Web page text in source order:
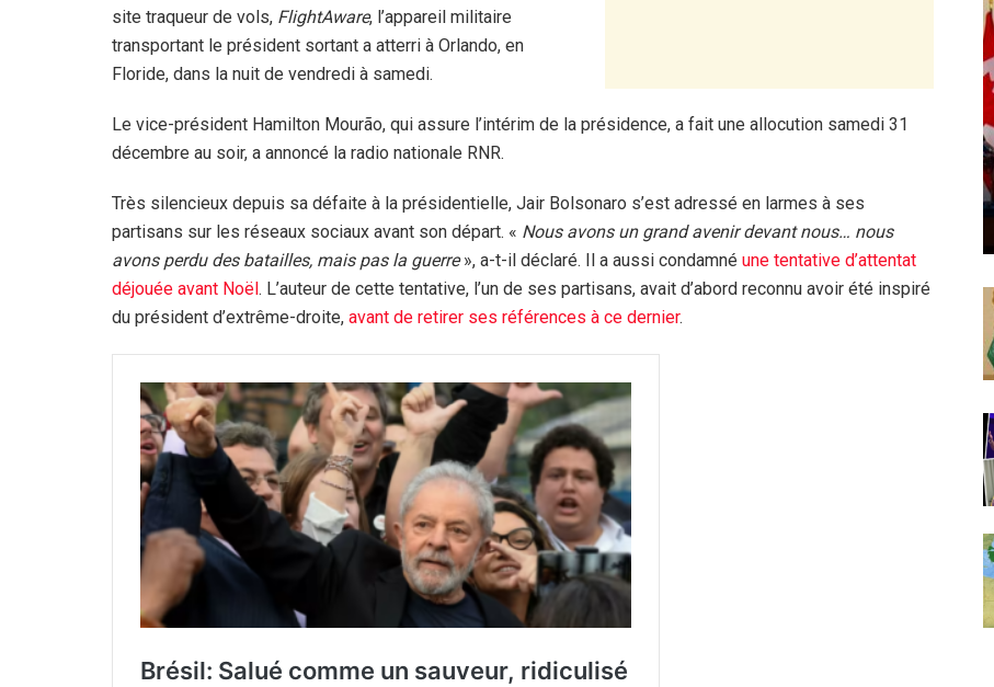
site traqueur de vols, FlightAware, l’appareil militaire
transportant le président sortant a atterri à Orlando, en
Floride, dans la nuit de vendredi à samedi.
Le vice-président Hamilton Mourão, qui assure l’intérim de la présidence, a fait une allocution samedi 31
décembre au soir, a annoncé la radio nationale RNR.
Très silencieux depuis sa défaite à la présidentielle, Jair Bolsonaro s’est adressé en larmes à ses
partisans sur les réseaux sociaux avant son départ. « Nous avons un grand avenir devant nous… nous
avons perdu des batailles, mais pas la guerre», a-t-il déclaré. Il a aussi condamné une tentative d’attentat
déjouée avant Noël. L’auteur de cette tentative, l’un de ses partisans, avait d’abord reconnu avoir été inspiré
du président d’extrême-droite, avant de retirer ses références à ce dernier.